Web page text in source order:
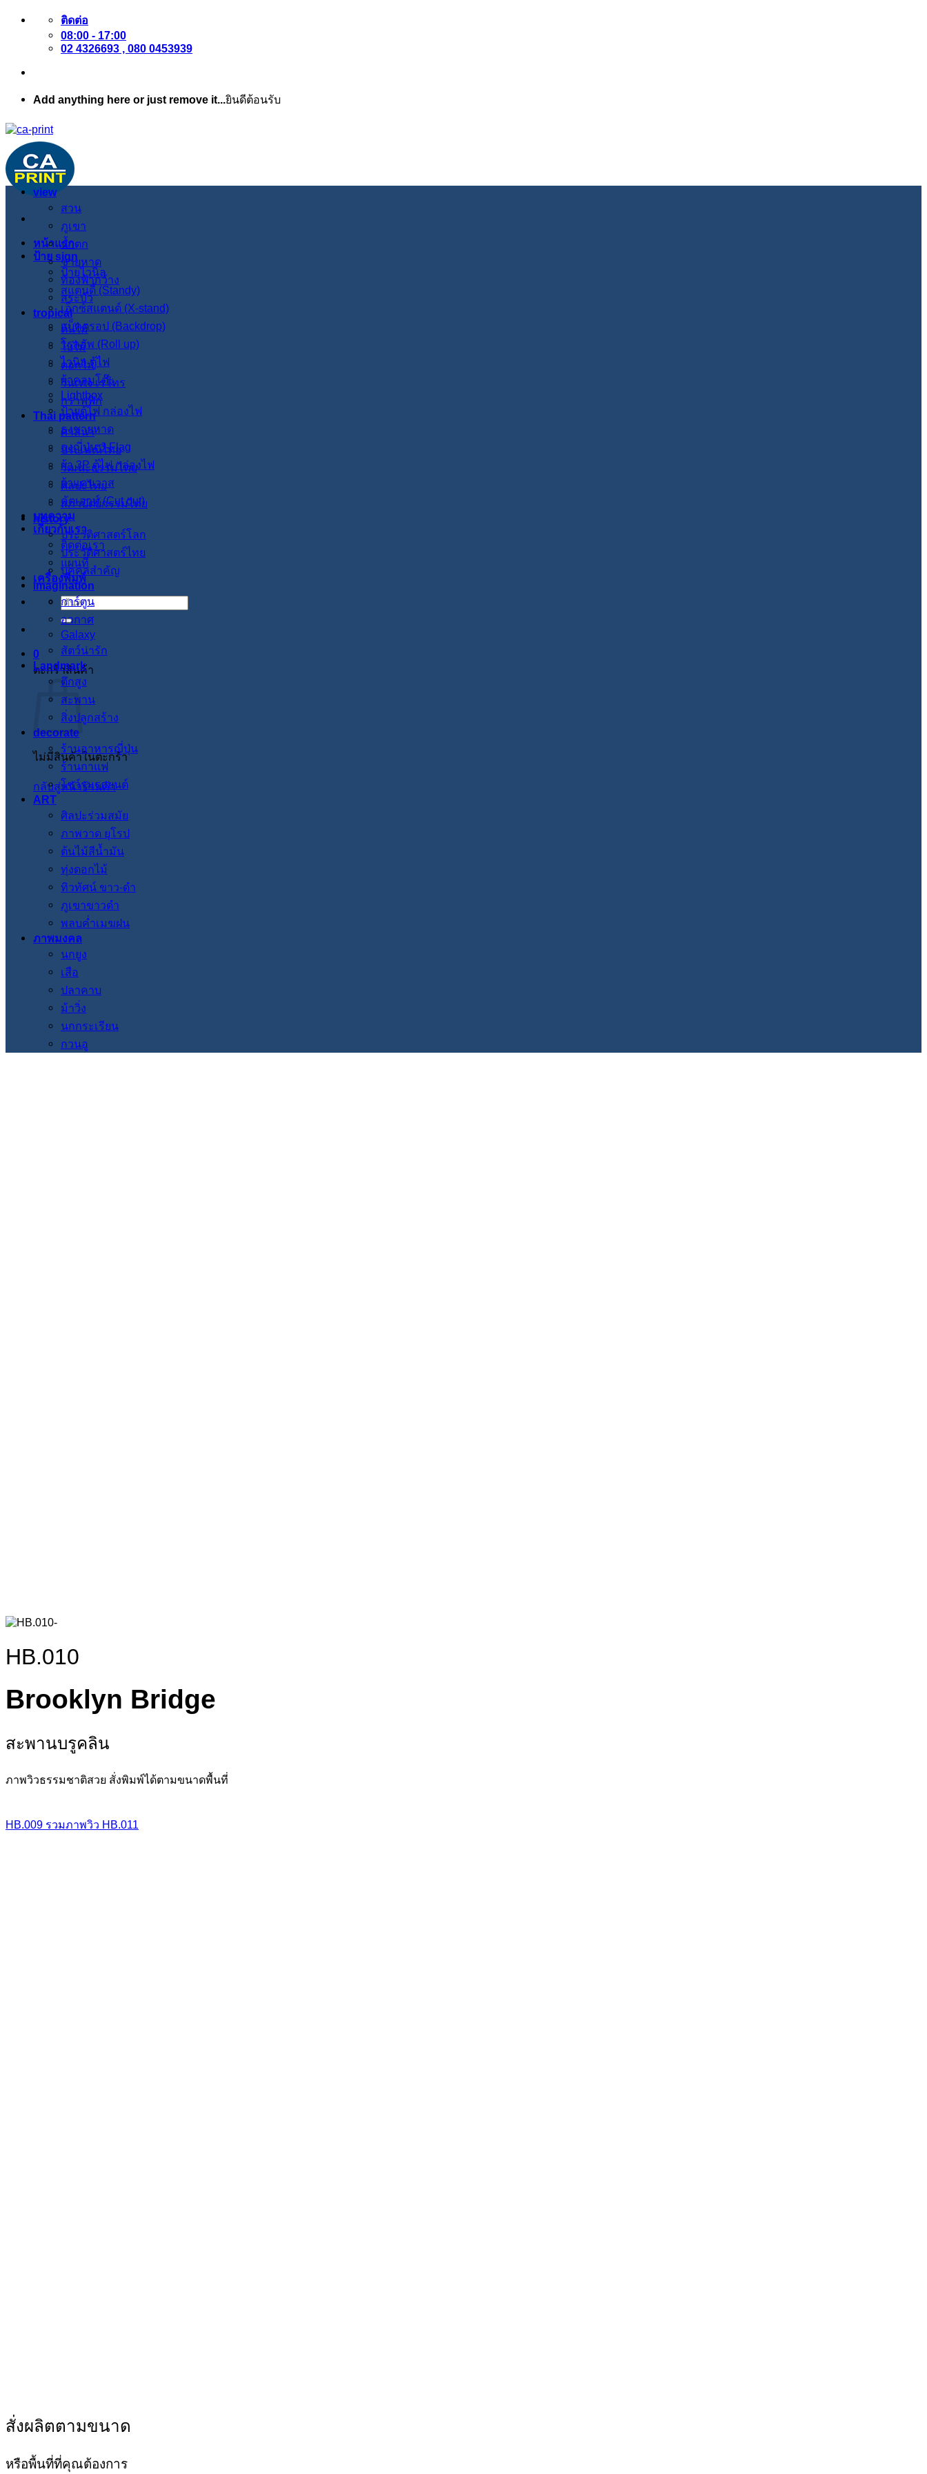
ข้าม
เนื้อหา
ติดต่อ
08:00 - 17:00
02 4326693 , 080 0453939
Add anything here or just remove it...ยินดีต้อนรับ
หน้าแรก
ป้าย sign
ป้ายไวนิล
สแตนดี้ (Standy)
เอ็กซ์สแตนด์ (X-stand)
แบ็คดรอป (Backdrop)
โรลอัพ (Roll up)
ไวนิล ตู้ไฟ
ผ้าคลุมโต๊ะ
Lightbox
ป้ายตู้ไฟ กล่องไฟ
ธงชายหาด
ธงญี่ปุ่น J-Flag
ผ้า 3P ตู้ไฟ กล่องไฟ
ผ้าแคนวาส
คัตเอาท์ (Cut out)
บทความ
เกี่ยวกับเรา
ติดต่อเรา
แผนที่
เครื่องพิมพ์
ค้นหา:
0
ตะกร้าสินค้า
ไม่มีสินค้าในตะกร้า
กลับสู่หน้าร้านค้า
view
สวน
ภูเขา
น้ำตก
ชายหาด
ท้องฟ้ากว้าง
สระบัว
tropical
ต้นไม้
ใบไม้
ดอกไม้
วินเทจ เรโทร
กราฟฟิก
Thai pattern
ศาสนา
ประเพณีไทย
วัฒนะธรรมไทย
ศิลปะไทย
สภาปัตย์กรรมไทย
history
ประวัติศาสตร์โลก
ประวัติศาสตร์ไทย
บุคคลสำคัญ
imagination
การ์ตูน
อวกาศ
Galaxy
สัตว์น่ารัก
Landmark
ตึกสูง
สะพาน
สิ่งปลูกสร้าง
decorate
ร้านอาหารญี่ปุ่น
ร้านกาแฟ
โชว์รูมรถยนต์
ART
ศิลปะร่วมสมัย
ภาพวาด ยุโรป
ต้นไม้สีน้ำมัน
ทุ่งดอกไม้
ทิวทัศน์ ขาว-ดำ
ภูเขาขาวดำ
พลบค่ำเมฆฝน
ภาพมงคล
นกยูง
เสือ
ปลาคาบ
ม้าวิ่ง
นกกระเรียน
กวนอู
HB.010
Brooklyn Bridge
สะพานบรูคลิน
ภาพวิวธรรมชาติสวย สั่งพิมพ์ได้ตามขนาดพื้นที่
HB.009 รวมภาพวิว HB.011
สั่งผลิตตามขนาด
หรือพื้นที่ที่คุณต้องการ